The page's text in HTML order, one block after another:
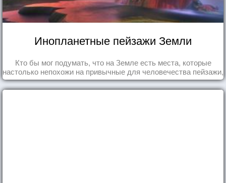
Инопланетные пейзажи Земли
Кто бы мог подумать, что на Земле есть места, которые
настолько непохожи на привычные для человечества пейзажи,
что кажутся и вовсе инопланетными!